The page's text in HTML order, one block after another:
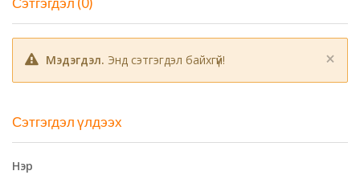
×
Мэдэгдэл. Энд сэтгэгдэл байхгүй!
Сэтгэгдэл үлдээх
Нэр